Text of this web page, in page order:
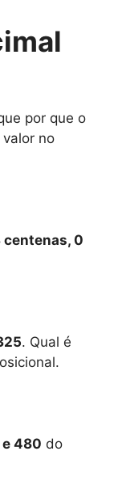
por que o
no
centenas, 0
. Qual é
e 480 do